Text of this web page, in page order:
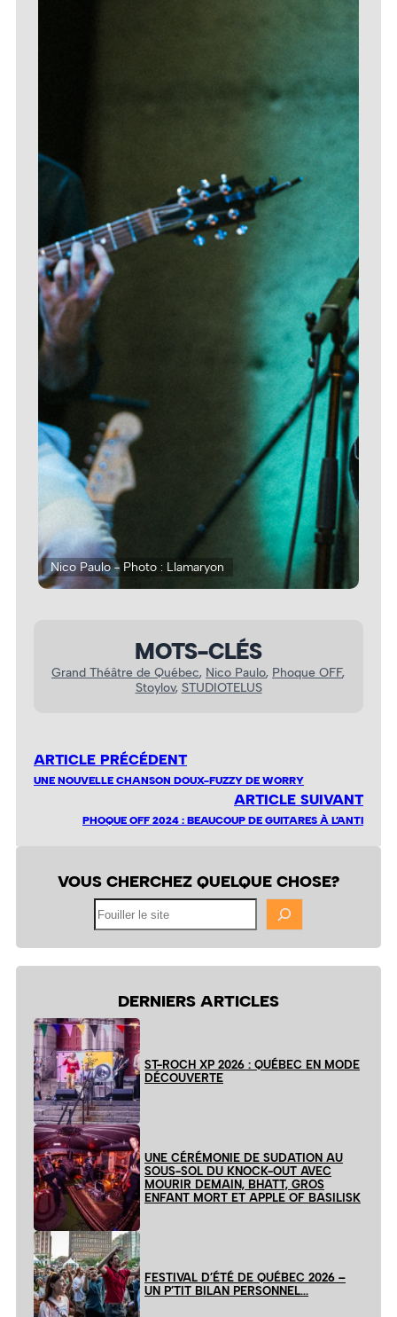
Nico Paulo - Photo : Llamaryon
MOTS-CLÉS
Grand Théâtre de Québec, Nico Paulo, Phoque OFF
Stoylov, STUDIOTELUS
ARTICLE PRÉCÉDENT
UNE NOUVELLE CHANSON DOUX-FUZZY DE WORRY
ARTICLE SUIVANT
PHOQUE OFF 2024 : BEAUCOUP DE GUITARES À L’ANTI
VOUS CHERCHEZ QUELQUE CHOSE?
DERNIERS ARTICLES
ST-ROCH XP 2026 : QUÉBEC EN MODE
DÉCOUVERTE
UNE CÉRÉMONIE DE SUDATION AU
SOUS-SOL DU KNOCK-OUT AVEC
MOURIR DEMAIN, BHATT, GROS
ENFANT MORT ET APPLE OF BASILISK
FESTIVAL D’ÉTÉ DE QUÉBEC 2026 –
UN P’TIT BILAN PERSONNEL…